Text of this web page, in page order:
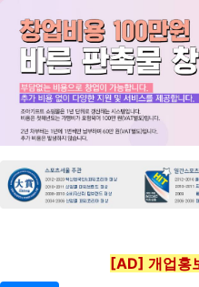
[AD] 개업홍